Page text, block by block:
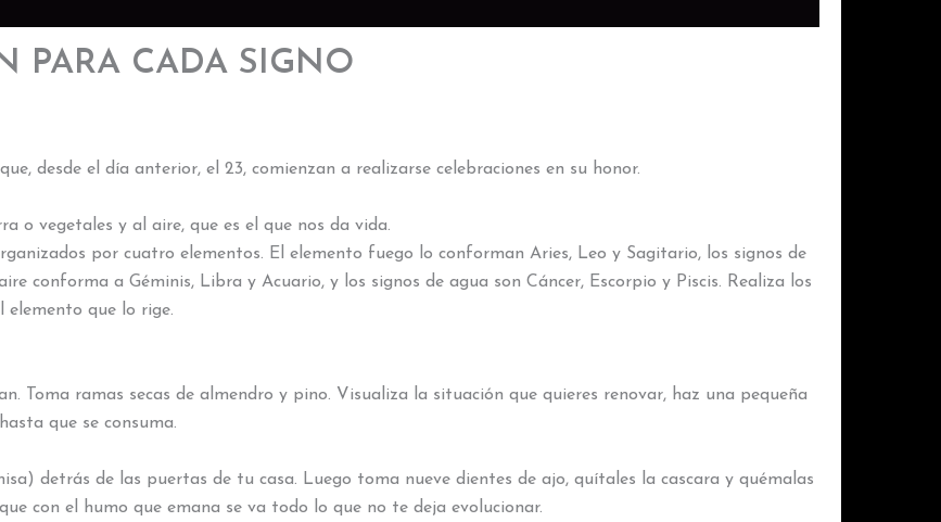
PARA CADA SIGNO
desde el día anterior, el 23, comienzan a realizarse celebraciones en su honor.
o vegetales y al aire, que es el que nos da vida.
por cuatro elementos. El elemento fuego lo conforman Aries, Leo y Sagitario, los signos de
conforma a Géminis, Libra y Acuario, y los signos de agua son Cáncer, Escorpio y Piscis. Realiza los
elemento que lo rige.
Toma ramas secas de almendro y pino. Visualiza la situación que quieres renovar, haz una pequeña
que se consuma.
detrás de las puertas de tu casa. Luego toma nueve dientes de ajo, quítales la cascara y quémalas
con el humo que emana se va todo lo que no te deja evolucionar.